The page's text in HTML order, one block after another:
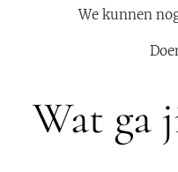
We kunnen
Wat ga